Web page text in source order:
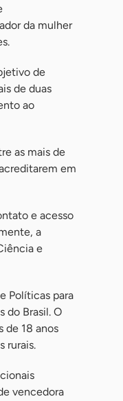
da mulher
de
de duas
ao
as mais de
em
e acesso
a
e
Políticas para
do Brasil. O
de 18 anos
rurais.
vencedora